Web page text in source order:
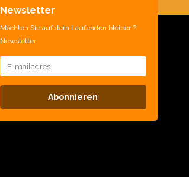
Newsletter
Möchten Sie auf dem Laufenden bleiben?
Newsletter:
Abonnieren